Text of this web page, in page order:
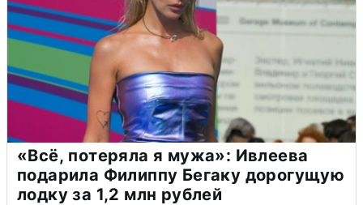
«Всё, потеряла я мужа»: Ивлеева
подарила Филиппу Бегаку дорогущую
лодку за 1,2 млн рублей